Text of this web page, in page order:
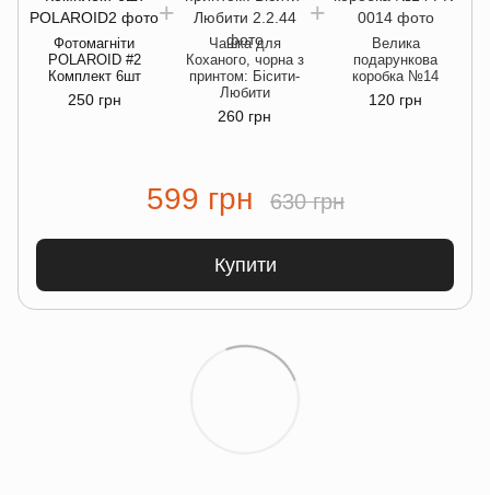
Фотомагніти
POLAROID #2
Комплект 6шт
250 грн
Чашка для
Коханого, чорна з
принтом: Бісити-
Любити
260 грн
Велика
подарункова
коробка №14
120 грн
599 грн 630 грн
Купити